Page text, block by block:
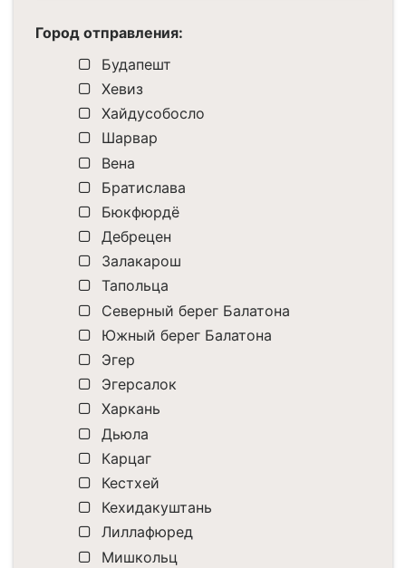
Город отправления:
Будапешт
Хевиз
Хайдусобосло
Шарвар
Вена
Братислава
Бюкфюрдё
Дебрецен
Залакарош
Тапольца
Северный берег Балатона
Южный берег Балатона
Эгер
Эгерсалок
Харкань
Дьюла
Карцаг
Кестхей
Кехидакуштань
Лиллафюред
Мишкольц